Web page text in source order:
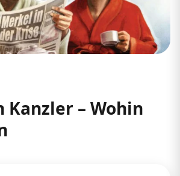
Kanzler – Wohin